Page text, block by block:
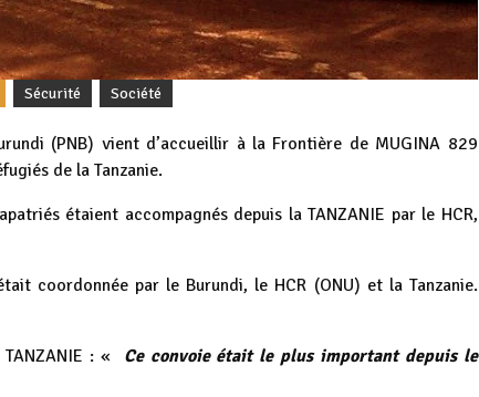
Sécurité Société
(PNB) vient d’accueillir à la Frontière de MUGINA 829
de la Tanzanie.
étaient accompagnés depuis la TANZANIE par le HCR,
coordonnée par le Burundi, le HCR (ONU) et la Tanzanie.
: «
Ce convoie était le plus important depuis le